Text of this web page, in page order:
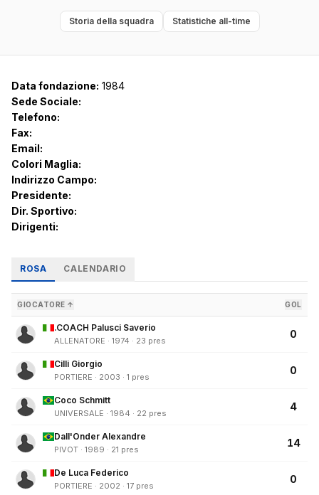
Storia della squadra Statistiche all-time
Data fondazione: 1984
Sede Sociale:
Telefono:
Fax:
Email:
Colori Maglia:
Indirizzo Campo:
Presidente:
Dir. Sportivo:
Dirigenti:
ROSA CALENDARIO
GIOCATORE ↑ GOL
.COACH Palusci Saverio
ALLENATORE · 1974 · 23 pres
0
Cilli Giorgio
PORTIERE · 2003 · 1 pres
0
Coco Schmitt
UNIVERSALE · 1984 · 22 pres
4
Dall'Onder Alexandre
PIVOT · 1989 · 21 pres
14
De Luca Federico
PORTIERE · 2002 · 17 pres
0